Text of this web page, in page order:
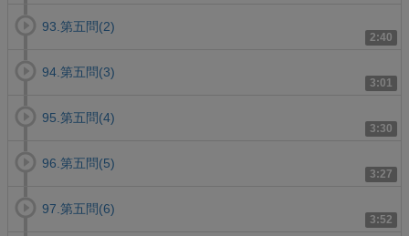
2:40
93.第五問(2)
3:01
94.第五問(3)
3:30
95.第五問(4)
3:27
96.第五問(5)
3:52
97.第五問(6)